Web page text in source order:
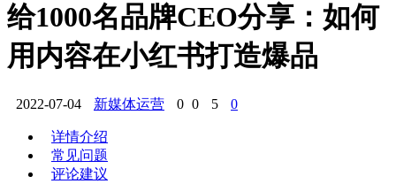
给1000名品牌CEO分享：如何
用内容在小红书打造爆品
2022-07-04 新媒体运营 0 0 5 0
详情介绍
常见问题
评论建议